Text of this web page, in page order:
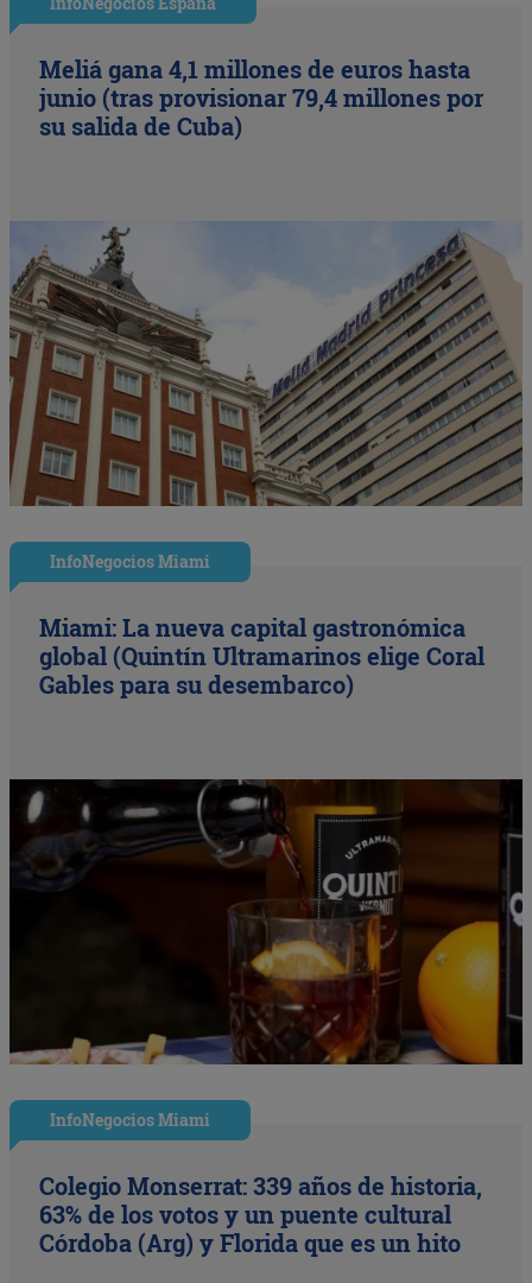
Meliá gana 4,1 millones de euros hasta
junio (tras provisionar 79,4 millones por
su salida de Cuba)
InfoNegocios Miami
Miami: La nueva capital gastronómica
global (Quintín Ultramarinos elige Coral
Gables para su desembarco)
InfoNegocios Miami
Colegio Monserrat: 339 años de historia,
63% de los votos y un puente cultural
Córdoba (Arg) y Florida que es un hito